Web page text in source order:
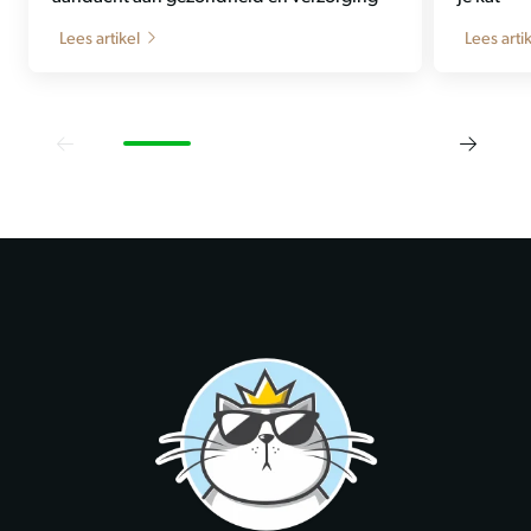
Lees artikel Lees